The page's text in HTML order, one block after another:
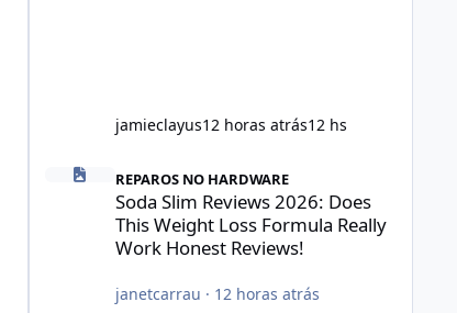
jamieclayus12 horas atrás12 hs
Soda Slim Reviews 2026: Does This Weight Loss Formula
REPAROS NO HARDWARE
Soda Slim Reviews 2026: Does
This Weight Loss Formula Really
Work Honest Reviews!
janetcarrau · 12 horas atrás